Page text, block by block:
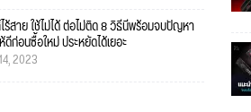
ร้สาย ใช้ไม่ได้ ต่อไม่ติด 8 วิธีนี้พร้อมจบปัญหา
ดีก่อนซื้อใหม่ ประหยัดได้เยอะ
2023